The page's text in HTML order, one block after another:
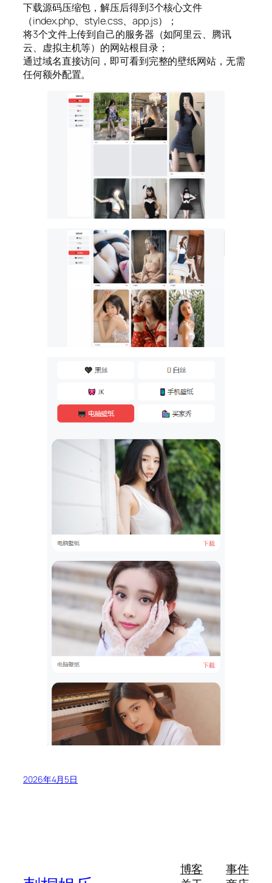
下载源码压缩包，解压后得到3个核心文件
（index.php、style.css、app.js）；
将3个文件上传到自己的服务器（如阿里云、腾讯
云、虚拟主机等）的网站根目录；
通过域名直接访问，即可看到完整的壁纸网站，无需
任何额外配置。
2026年4月5日
博客
事件